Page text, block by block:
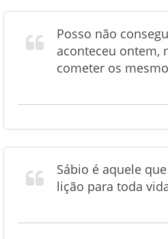
Posso não
aconteceu ontem,
cometer os
Sábio é aquele
lição para toda